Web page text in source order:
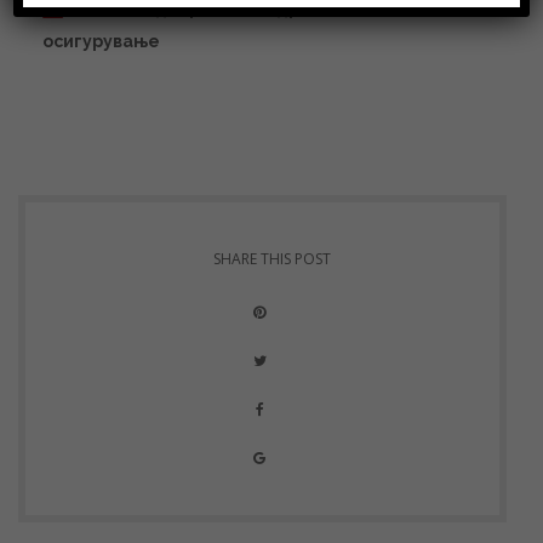
Закон за доброволно здравствено
осигурување
SHARE THIS POST